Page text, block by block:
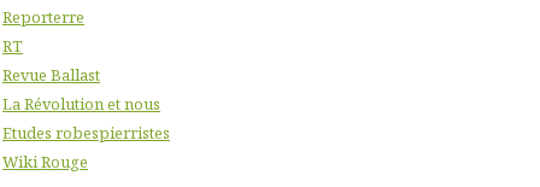
Reporterre
RT
Revue Ballast
La Révolution et nous
Etudes robespierristes
Wiki Rouge